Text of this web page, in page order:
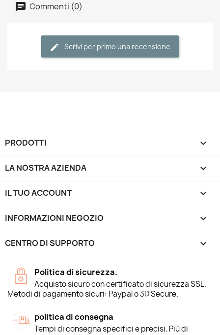
Commenti (0)
Scrivi per primo una recensione
PRODOTTI 
LA NOSTRA AZIENDA 
IL TUO ACCOUNT 
INFORMAZIONI NEGOZIO keyboard_arrow_down
CENTRO DI SUPPORTO 
Politica di sicurezza.
Acquisto sicuro con certificato di sicurezza SSL.
Metodi di pagamento sicuri: Paypal o 3D Secure.
politica di consegna
Tempi di consegna specifici e precisi. Più di